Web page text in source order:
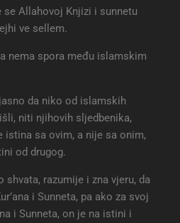
Allahovoj Knjizi i sunnetu
ve sellem.
nema spora među islamskim
da niko od islamskih
niti njihovih sljedbenika,
istina sa ovim, a nije sa onim,
od drugog.
shvata, razumije i zna vjeru, da
i Sunneta, pa ako za svoj
i Sunneta, on je na istini i